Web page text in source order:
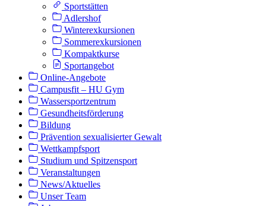
Sportstätten
Adlershof
Winterexkursionen
Sommerexkursionen
Kompaktkurse
Sportangebot
Online-Angebote
Campusfit – HU Gym
Wassersportzentrum
Gesundheitsförderung
Bildung
Prävention sexualisierter Gewalt
Wettkampfsport
Studium und Spitzensport
Veranstaltungen
News/Aktuelles
Unser Team